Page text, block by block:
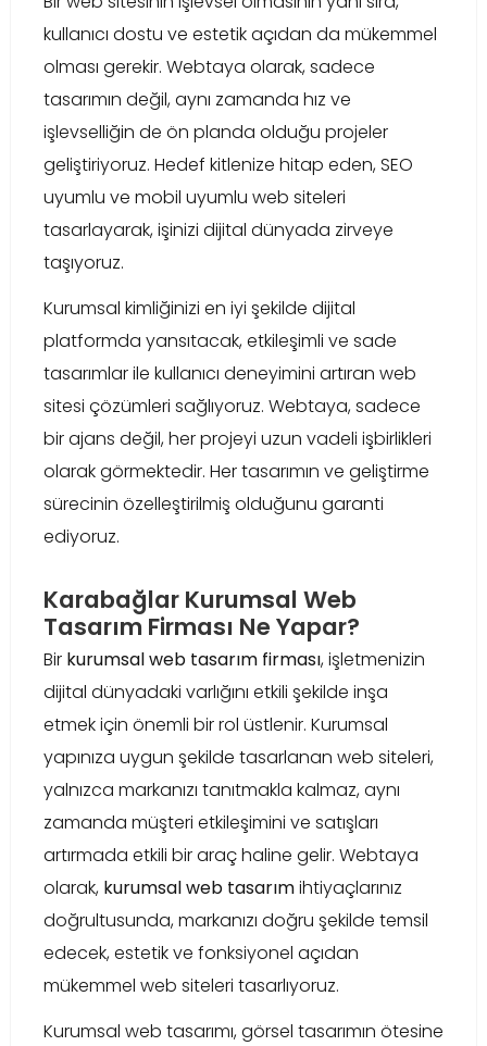
kullanıcı dostu ve estetik açıdan da mükemmel
olması gerekir. Webtaya olarak, sadece
tasarımın değil, aynı zamanda hız ve
işlevselliğin de ön planda olduğu projeler
geliştiriyoruz. Hedef kitlenize hitap eden, SEO
uyumlu ve mobil uyumlu web siteleri
tasarlayarak, işinizi dijital dünyada zirveye
taşıyoruz.
Kurumsal kimliğinizi en iyi şekilde dijital
platformda yansıtacak, etkileşimli ve sade
tasarımlar ile kullanıcı deneyimini artıran web
sitesi çözümleri sağlıyoruz. Webtaya, sadece
bir ajans değil, her projeyi uzun vadeli işbirlikleri
olarak görmektedir. Her tasarımın ve geliştirme
sürecinin özelleştirilmiş olduğunu garanti
ediyoruz.
Karabağlar Kurumsal Web
Tasarım Firması Ne Yapar?
Bir kurumsal web tasarım firması, işletmenizin
dijital dünyadaki varlığını etkili şekilde inşa
etmek için önemli bir rol üstlenir. Kurumsal
yapınıza uygun şekilde tasarlanan web siteleri,
yalnızca markanızı tanıtmakla kalmaz, aynı
zamanda müşteri etkileşimini ve satışları
artırmada etkili bir araç haline gelir. Webtaya
olarak, kurumsal web tasarımihtiyaçlarınız
doğrultusunda, markanızı doğru şekilde temsil
edecek, estetik ve fonksiyonel açıdan
mükemmel web siteleri tasarlıyoruz.
Kurumsal web tasarımı, görsel tasarımın ötesine